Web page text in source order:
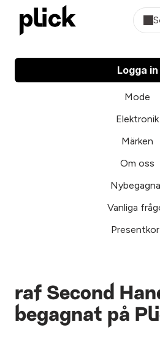
Logga in
Mode
Elektronik
Märken
Om oss
Vanliga
raf Second
begagnat på